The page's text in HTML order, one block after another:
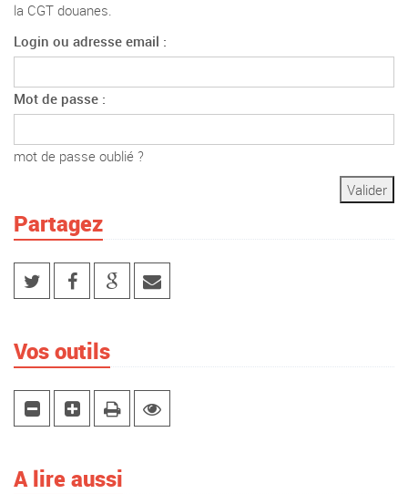
la CGT douanes.
Login ou adresse email :
Mot de passe :
mot de passe oublié ?
Partagez
Vos outils
A lire aussi